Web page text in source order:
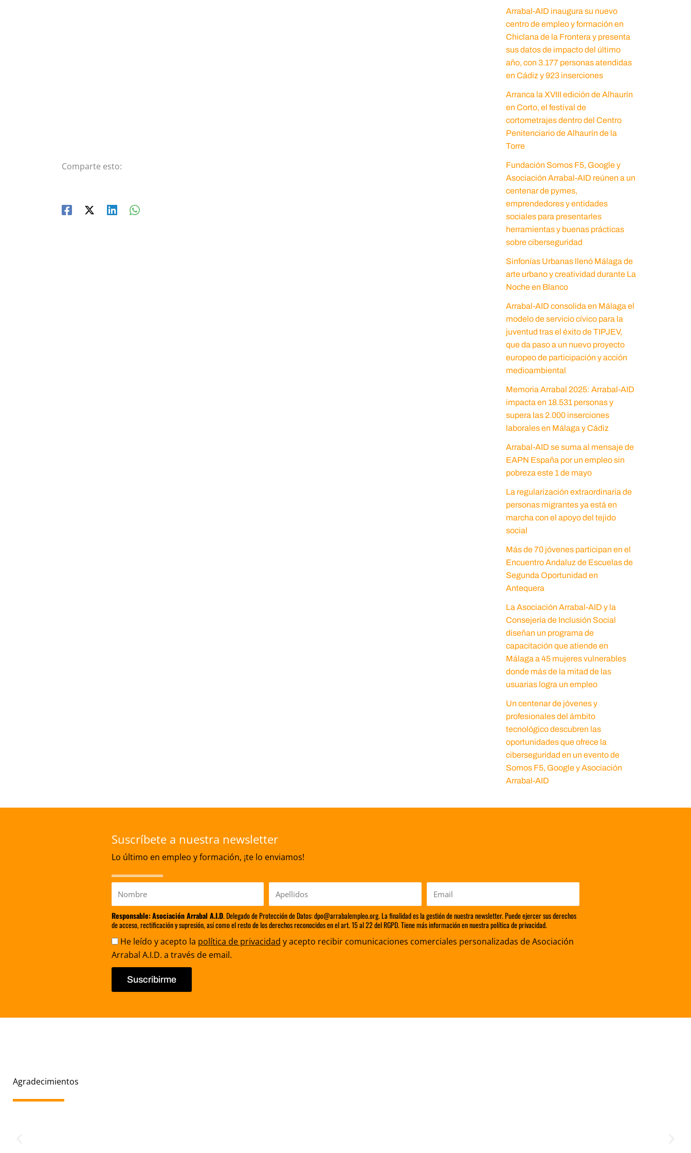
Comparte esto:
Arrabal-AID inaugura su nuevo
centro de empleo y formación en
Chiclana de la Frontera y presenta
sus datos de impacto del último
año, con 3.177 personas atendidas
en Cádiz y 923 inserciones
Arranca la XVIII edición de Alhaurín
en Corto, el festival de
cortometrajes dentro del Centro
Penitenciario de Alhaurín de la
Torre
Fundación Somos F5, Google y
Asociación Arrabal-AID reúnen a un
centenar de pymes,
emprendedores y entidades
sociales para presentarles
herramientas y buenas prácticas
sobre ciberseguridad
Sinfonías Urbanas llenó Málaga de
arte urbano y creatividad durante La
Noche en Blanco
Arrabal-AID consolida en Málaga el
modelo de servicio cívico para la
juventud tras el éxito de TIPJEV,
que da paso a un nuevo proyecto
europeo de participación y acción
medioambiental
Memoria Arrabal 2025: Arrabal-AID
impacta en 18.531 personas y
supera las 2.000 inserciones
laborales en Málaga y Cádiz
Arrabal-AID se suma al mensaje de
EAPN España por un empleo sin
pobreza este 1 de mayo
La regularización extraordinaria de
personas migrantes ya está en
marcha con el apoyo del tejido
social
Más de 70 jóvenes participan en el
Encuentro Andaluz de Escuelas de
Segunda Oportunidad en
Antequera
La Asociación Arrabal-AID y la
Consejería de Inclusión Social
diseñan un programa de
capacitación que atiende en
Málaga a 45 mujeres vulnerables
donde más de la mitad de las
usuarias logra un empleo
Un centenar de jóvenes y
profesionales del ámbito
tecnológico descubren las
oportunidades que ofrece la
ciberseguridad en un evento de
Somos F5, Google y Asociación
Arrabal-AID
Suscríbete a nuestra newsletter
Lo último en empleo y formación, ¡te lo enviamos!
Nombre Apellidos
Responsable:Asociación Arrabal A.I.D. Delegado de Protección de Datos: dpo@arrabalempleo.org. La finalidad es la gestión de nuestra newsletter. Puede ejercer sus derechos
de acceso, rectificación y supresión, así como el resto de los derechos reconocidos en el art. 15 al 22 del RGPD. Tiene más información en nuestra política de privacidad.
Aceptación
He leído y acepto la política de privacidad y acepto recibir comunicaciones comerciales personalizadas de Asociación
Arrabal A.I.D. a través de email.
Suscribirme
Agradecimientos